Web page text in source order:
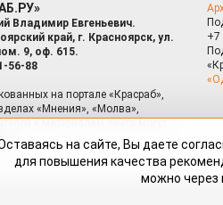
Владимир Евгеньевич.
край, г. Красноярск, ул.
9, оф. 615.
56-88
на портале «Красраб»,
«Мнения», «Молва»,
к материалам сайта могут
+7
на сайте, Вы даете
для повышения качества
можно через